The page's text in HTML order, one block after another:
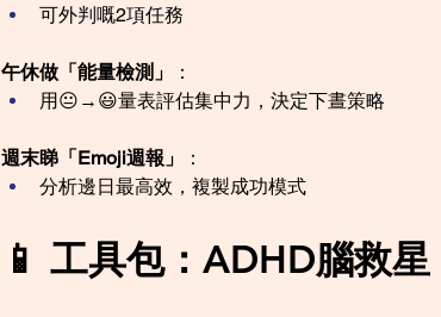
可外判嘅2項任務
午休做「能量檢測」
：
用😐→😃量表評估集中力，決定下晝策略
週末睇「Emoji週報」
：
分析邊日最高效，複製成功模式
📱 工具包：ADHD腦救星